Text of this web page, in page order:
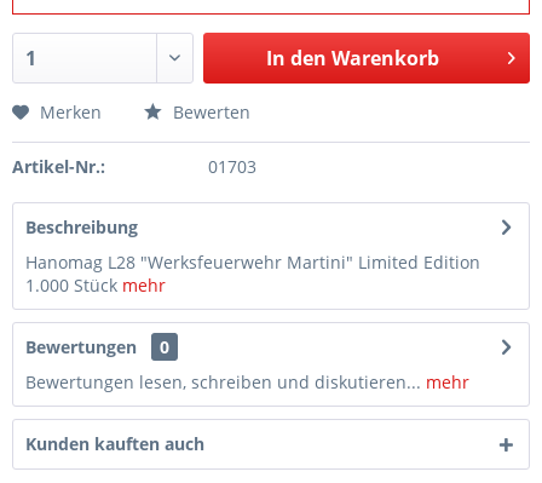
In den Warenkorb
Merken Bewerten
Artikel-Nr.: 01703
Beschreibung
Hanomag L28 "Werksfeuerwehr Martini" Limited Edition
1.000 Stück mehr
Bewertungen
0
Bewertungen lesen, schreiben und diskutieren... mehr
Kunden kauften auch